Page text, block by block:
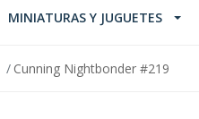
MINIATURAS Y JUGUETES
Cunning Nightbonder #219